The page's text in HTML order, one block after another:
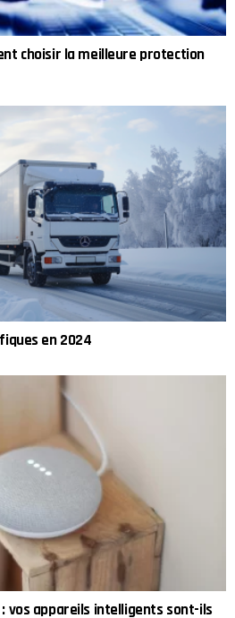
choisir la meilleure protection
en 2024
vos appareils intelligents sont-ils